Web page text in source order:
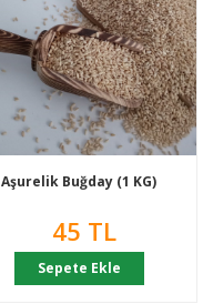
Aşurelik Buğday (1 KG)
45 TL
Sepete Ekle